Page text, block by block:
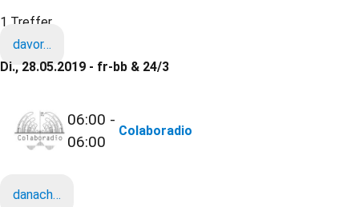
1 Treffer
davor…
Di., 28.05.2019 - fr-bb & 24/3
06:00 -
06:00
Colaboradio
danach…